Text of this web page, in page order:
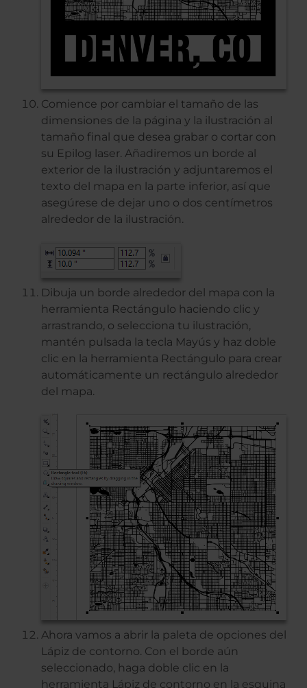
Comience por cambiar el tamaño de las
dimensiones de la página y la ilustración al
tamaño final que desea grabar o cortar con
su Epilog laser. Añadiremos un borde al
exterior de la ilustración y adjuntaremos el
texto del mapa en la parte inferior, así que
asegúrese de dejar uno o dos centímetros
alrededor de la ilustración.
Dibuja un borde alrededor del mapa con la
herramienta Rectángulo haciendo clic y
arrastrando, o selecciona tu ilustración,
mantén pulsada la tecla Mayús y haz doble
clic en la herramienta Rectángulo para crear
automáticamente un rectángulo alrededor
del mapa.
Ahora vamos a abrir la paleta de opciones del
Lápiz de contorno. Con el borde aún
seleccionado, haga doble clic en la
herramienta Lápiz de contorno en la esquina